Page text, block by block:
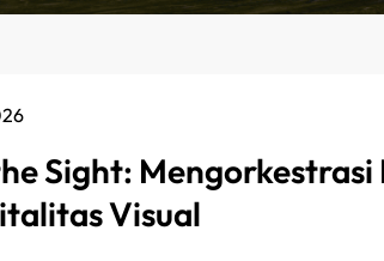
Sight: Mengorkestrasi
Visual